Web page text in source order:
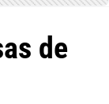
de